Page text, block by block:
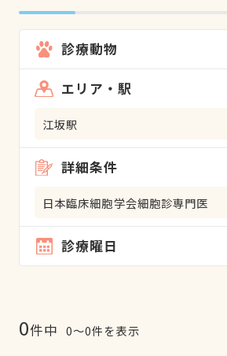
診療動物
エリア・駅
江坂駅
詳細条件
日本臨床細胞学会細胞診専門医
診療曜日
0件中 0〜0件を表示